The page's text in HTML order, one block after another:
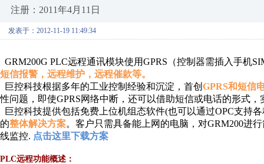
注册：2011年4月11日
发表于：2012-11-19 11:49:34
GRM200G PLC远程通讯模块使用GPRS（控制器需插入手机
短信报警，远程维护，远程催款等。
巨控科技根据多年的工业控制经验和沉淀，首创 GPRS和短信
性问题，即使GPRS网络中断，还可以借助短信或电话的形式
巨控科技提供包括免费上位机组态软件(也可以通过OPC支持
的整体解决方案。客户只需具备能上网的电脑，对GRM200进
线监控. 点击这里下载方案
PLC远程功能概述：